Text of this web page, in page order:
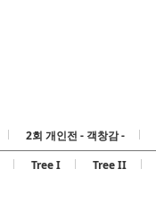
2회 개인전 - 객창감 -
Tree I Tree II